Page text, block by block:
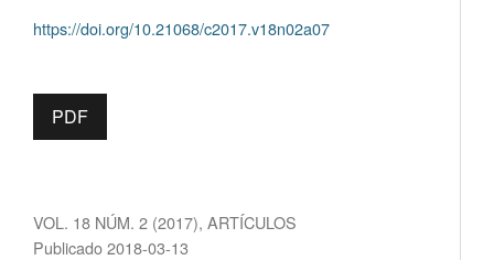
https://doi.org/10.21068/c2017.v18n02a07
VOL. 18 NÚM. 2 (2017), ARTÍCULOS
Publicado 2018-03-13
PDF